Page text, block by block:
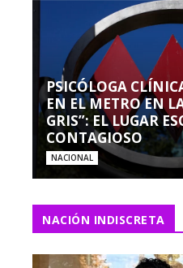
PSICÓLOGA
EN EL METRO EN
GRIS”: EL LUGAR
CONTAGIOSO
NACIONAL
NACIÓN INDISCRETA